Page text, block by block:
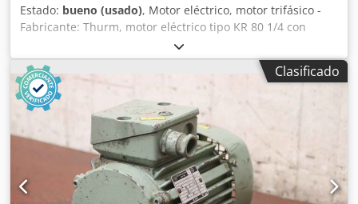
Estado: bueno (usado), Motor eléctrico, motor trifásico -
Fabricante: Thurm, motor eléctrico tipo KR 80 1/4 con
protección Ex -Potencia: 0,5 kW -Velocidad: 1400 rpm -Eje:
Ø 16 x 40 mm -Diseño: B3 -Clase de protección: IP 44 -
Número: 2x motor disponible -Precio: por pieza Djdpfx
Apsv Iyw Heveck -Dimensiones: 265/155/H215 mm -Peso:
12,3 kg
Clasificado